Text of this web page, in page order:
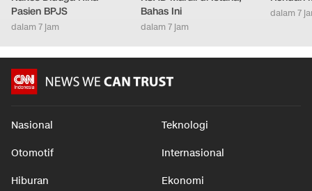
Pasien BPJS
dalam 7 jam
Bahas Ini
dalam 7 jam
dalam 7
Nasional Teknologi
Otomotif Internasional
Hiburan Ekonomi